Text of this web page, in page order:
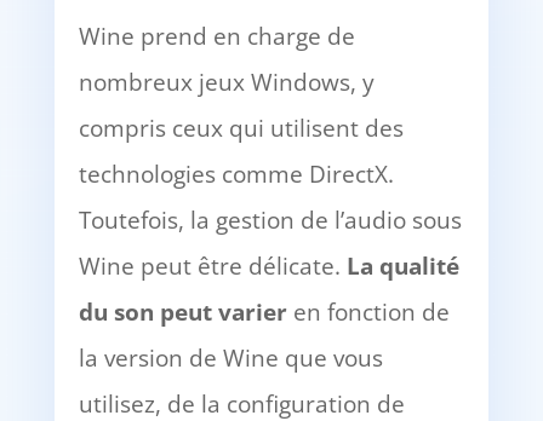
Wine prend en charge de
nombreux jeux Windows, y
compris ceux qui utilisent des
technologies comme DirectX.
Toutefois, la gestion de l’audio sous
Wine peut être délicate. La qualité
du son peut varieren fonction de
la version de Wine que vous
utilisez, de la configuration de